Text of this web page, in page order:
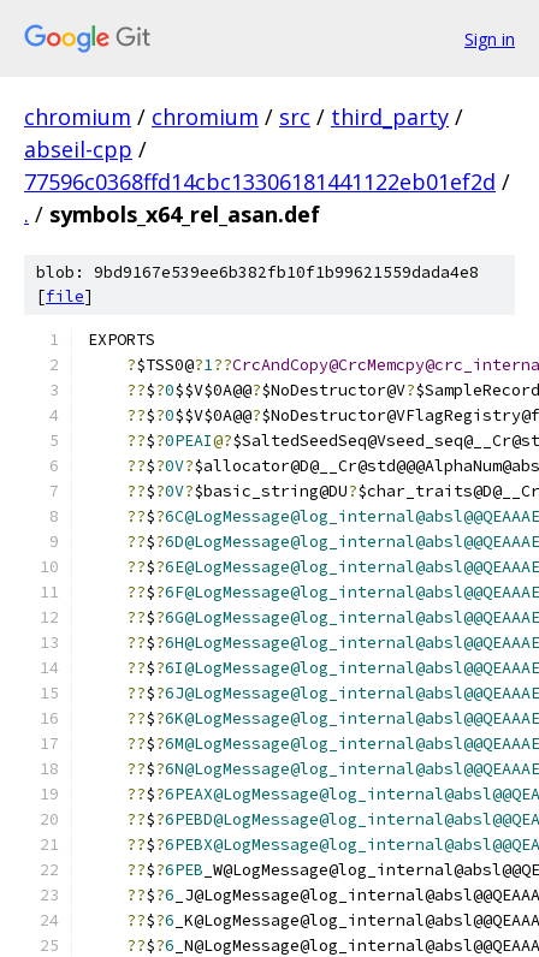
Sign in
chromium / chromium / src / third_party /
abseil-cpp /
77596c0368ffd14cbc13306181441122eb01ef2d /
. / symbols_x64_rel_asan.def
blob: 9bd9167e539ee6b382fb10f1b99621559dada4e8
[file]
EXPORTS
?$TSS0@?1??
??$?0$$V$0A@@?$NoDestructor@V?
??$?0$$V$0A@@?
??$?0PEAI@?
??$?0V?
??$?0V?$basic_string@DU?
??$?
??$?
??$?
??$?
??$?
??$?
??$?
??$?
??$?
??$?
??$?
??$?
??$?
??$?
??$?6PEB
??$?6
??$?6
??$?6